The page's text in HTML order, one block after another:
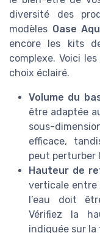
diversité des
modèles Oase
encore les kits
complexe. Voici
choix éclairé.
Volume du
être adaptée
sous-
efficace,
peut perturber
Hauteur de
verticale entre
l’eau doit
Vérifiez la
indiquée sur